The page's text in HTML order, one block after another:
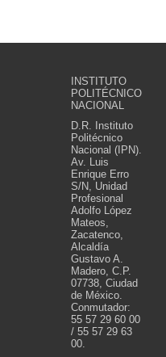
INSTITUTO
POLITÉCNICO
NACIONAL
D.R. Instituto
Politécnico
Nacional (IPN).
Av. Luis
Enrique Erro
S/N, Unidad
Profesional
Adolfo López
Mateos,
Zacatenco,
Alcaldía
Gustavo A.
Madero, C.P.
07738, Ciudad
de México.
Conmutador:
55 57 29 60 00
/ 55 57 29 63
00.